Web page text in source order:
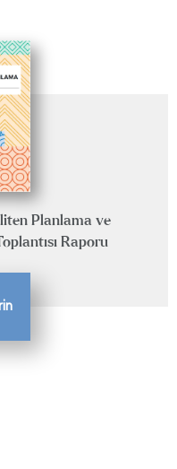
Planlama ve
Raporu